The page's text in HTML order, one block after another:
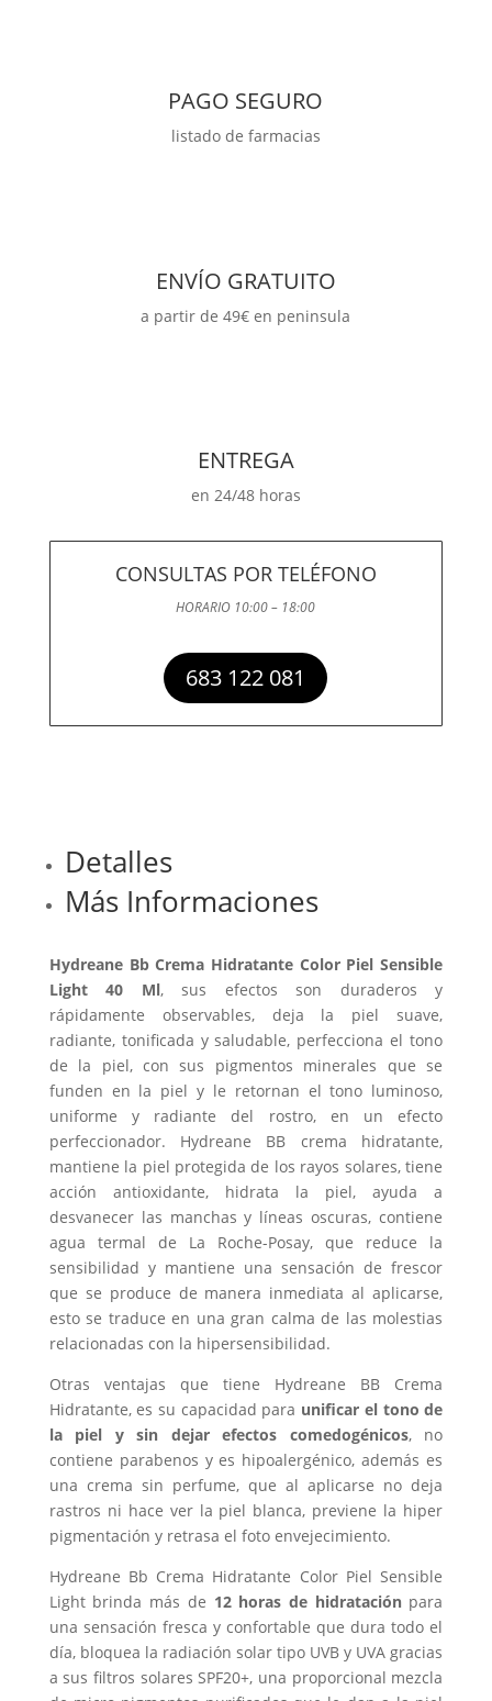
PAGO SEGURO
listado de farmacias
ENVÍO GRATUITO
a partir de 49€ en peninsula
ENTREGA
en 24/48 horas
CONSULTAS POR TELÉFONO
HORARIO 10:00 – 18:00
683 122 081
Detalles
Más Informaciones
Hydreane Bb Crema Hidratante Color Piel Sensible
Light 40 Ml, sus efectos son duraderos y
rápidamente observables, deja la piel suave,
radiante, tonificada y saludable, perfecciona el tono
de la piel, con sus pigmentos minerales que se
funden en la piel y le retornan el tono luminoso,
uniforme y radiante del rostro, en un efecto
perfeccionador. Hydreane BB crema hidratante,
mantiene la piel protegida de los rayos solares, tiene
acción antioxidante, hidrata la piel, ayuda a
desvanecer las manchas y líneas oscuras, contiene
agua termal de La Roche-Posay, que reduce la
sensibilidad y mantiene una sensación de frescor
que se produce de manera inmediata al aplicarse,
esto se traduce en una gran calma de las molestias
relacionadas con la hipersensibilidad.
Otras ventajas que tiene Hydreane BB Crema
Hidratante, es su capacidad para unificar el tono de
la piel y sin dejar efectos comedogénicos, no
contiene parabenos y es hipoalergénico, además es
una crema sin perfume, que al aplicarse no deja
rastros ni hace ver la piel blanca, previene la hiper
pigmentación y retrasa el foto envejecimiento.
Hydreane Bb Crema Hidratante Color Piel Sensible
Light brinda más de 12 horas de hidrataciónpara
una sensación fresca y confortable que dura todo el
día, bloquea la radiación solar tipo UVB y UVA gracias
a sus filtros solares SPF20+, una proporcional mezcla